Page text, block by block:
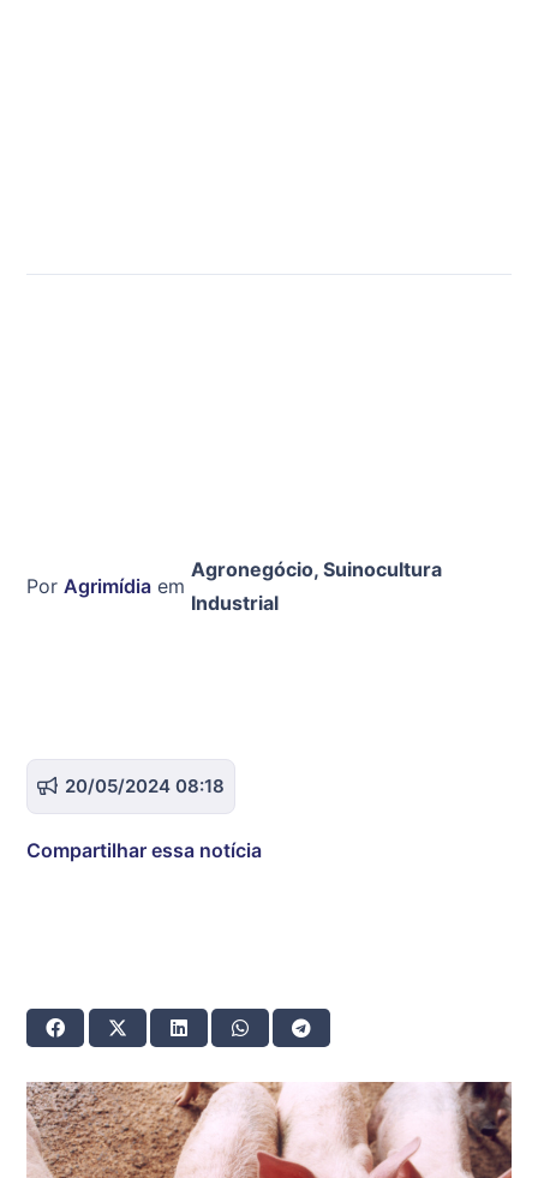
Por Agrimídia em
Agronegócio, Suinocultura
Industrial
20/05/2024 08:18
Compartilhar essa notícia